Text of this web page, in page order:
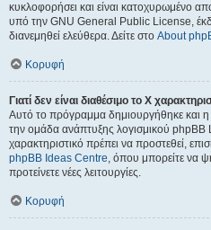
κυκλοφορήσει και είναι κατοχυρωμένο
υπό την GNU General Public License,
διανεμηθεί ελεύθερα. Δείτε στο About
Κορυφή
Γιατί δεν είναι διαθέσιμο το Χ
Αυτό το πρόγραμμα δημιουργήθηκε και
την ομάδα ανάπτυξης λογισμικού phpBB
χαρακτηριστικό πρέπει να προστεθεί,
phpBB Ideas Centre, όπου μπορείτε να
προτείνετε νέες λειτουργίες.
Κορυφή